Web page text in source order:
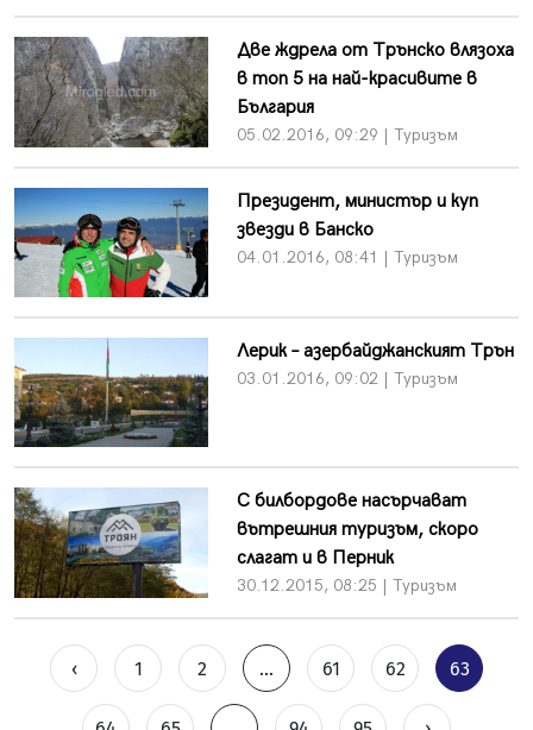
Две ждрела от Трънско влязоха
в топ 5 на най-красивите в
България
05.02.2016, 09:29 | Туризъм
Президент, министър и куп
звезди в Банско
04.01.2016, 08:41 | Туризъм
Лерик – азербайджанският Трън
03.01.2016, 09:02 | Туризъм
С билбордове насърчават
вътрешния туризъм, скоро
слагат и в Перник
30.12.2015, 08:25 | Туризъм
‹ 1 2 ... 61 62 63